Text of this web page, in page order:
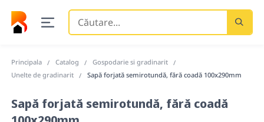
Căutare
Principala Catalog
Gospodarie si gradinarit
Unelte de gradinarit
Sapă forjată semirotundă, fără coadă 100x290mm
Sapă forjată semirotundă, fără coadă